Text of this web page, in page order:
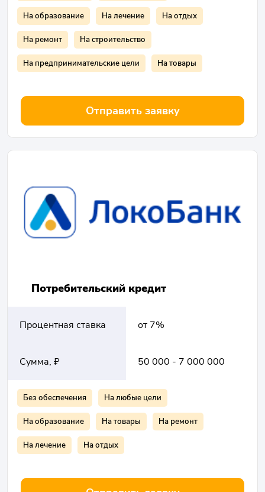
На образование На лечение На отдых
На ремонт На строительство
На предпринимательские цели На товары
Отправить заявку
Потребительский кредит
Процентная ставка от 7%
Сумма, ₽ 50 000 - 7 000 000
Без обеспечения На любые цели
На образование На товары На ремонт
На лечение На отдых